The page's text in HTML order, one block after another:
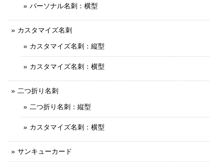
パーソナル名刺：横型
カスタマイズ名刺
カスタマイズ名刺：縦型
カスタマイズ名刺：横型
二つ折り名刺
二つ折り名刺：縦型
カスタマイズ名刺：横型
サンキューカード